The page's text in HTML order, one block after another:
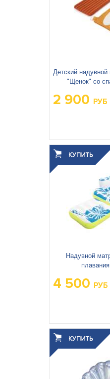
Детский
"Щенок" со
2 900 РУБ
Вес упаковки,
Объём упаковки,
Надувной
4 500 РУБ
Вес упаковки,
Объём упаковки,